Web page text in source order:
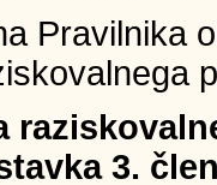
Pravilnika
3.